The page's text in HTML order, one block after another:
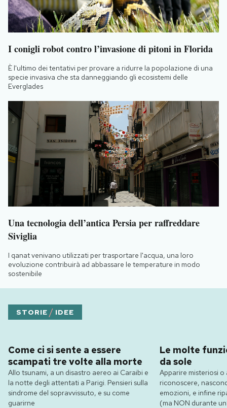
I conigli robot contro l’invasione di pitoni in Florida
È l'ultimo dei tentativi per provare a ridurre la popolazione di una
specie invasiva che sta danneggiando gli ecosistemi delle
Everglades
Una tecnologia dell’antica Persia per raffreddare
Siviglia
I qanat venivano utilizzati per trasportare l'acqua, una loro
evoluzione contribuirà ad abbassare le temperature in modo
sostenibile
STORIE / IDEE
Come ci si sente a essere
scampati tre volte alla morte
Allo tsunami, a un disastro aereo ai Caraibi e
la notte degli attentati a Parigi. Pensieri sulla
sindrome del sopravvissuto, e su come
guarirne
Le molte
da sole
Apparire misteriosi
riconoscere,
emozioni, e infine
(ma NON durante